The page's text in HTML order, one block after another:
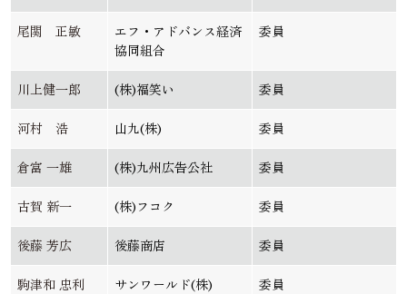
尾関 正敏
エフ・アドバンス経済
協同組合
委員
川上健一郎 (株)福笑い 委員
河村 浩 山九(株) 委員
倉富 一雄 (株)九州広告公社 委員
古賀 新一 (株)フコク 委員
後藤 芳広 後藤商店 委員
駒津和 忠利 サンワールド(株) 委員